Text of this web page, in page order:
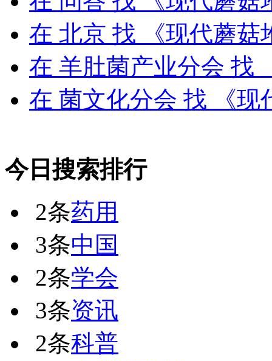
在 北京 找 《现代蘑菇
在 羊肚菌产业分会 找
在 菌文化分会 找 《现
今日搜索排行
2条药用
3条中国
2条学会
3条资讯
2条科普